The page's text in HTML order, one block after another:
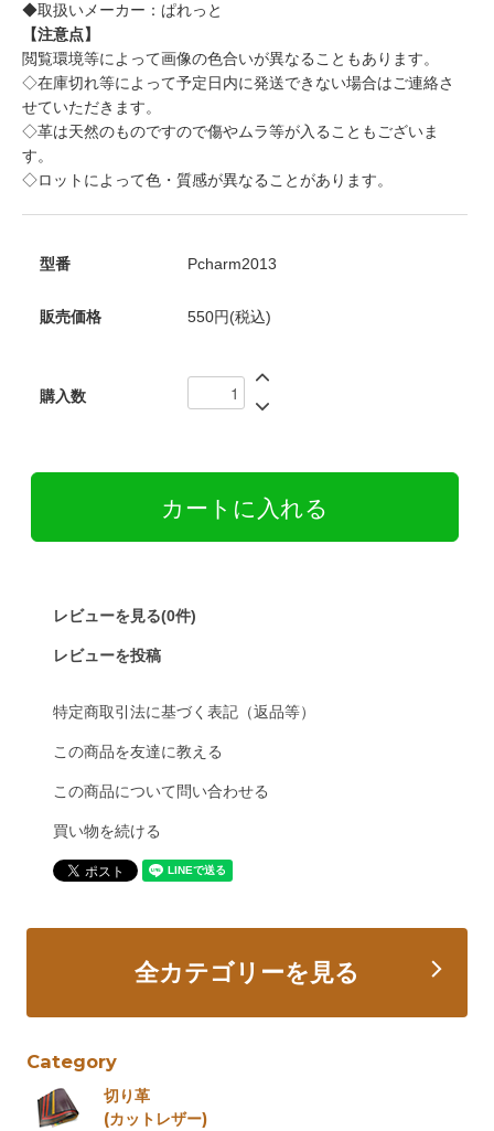
◆取扱いメーカー：ぱれっと
【注意点】
閲覧環境等によって画像の色合いが異なることもあります。
◇在庫切れ等によって予定日内に発送できない場合はご連絡さ
せていただきます。
◇革は天然のものですので傷やムラ等が入ることもございま
す。
◇ロットによって色・質感が異なることがあります。
型番 Pcharm2013
販売価格 550円(税込)
購入数
レビューを見る(0件)
レビューを投稿
特定商取引法に基づく表記（返品等）
この商品を友達に教える
この商品について問い合わせる
買い物を続ける
全カテゴリーを見る
Category
切り革
(カットレザー)